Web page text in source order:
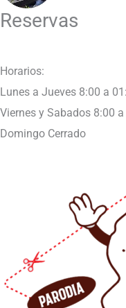
Reservas
Horarios:
Lunes a Jueves 8:00 a
Viernes y Sabados 8:00
Domingo Cerrado